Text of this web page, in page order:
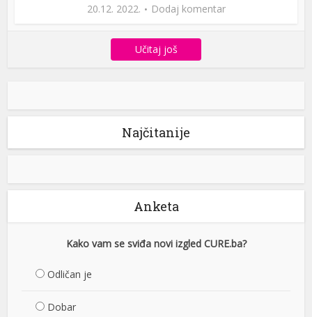
20.12. 2022. Dodaj komentar
Učitaj još
Najčitanije
Anketa
Kako vam se sviđa novi izgled CURE.ba?
Odličan je
Dobar